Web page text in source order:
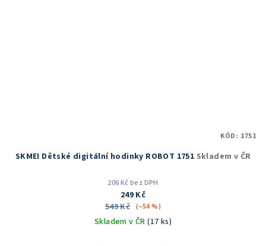
SKMEI Dětské digitální hodinky ROBOT 1751 Skladem v ČR
206 Kč bez DPH
249 Kč
549 Kč (–54 %)
Skladem v ČR(17 ks)
KÓD: 1751